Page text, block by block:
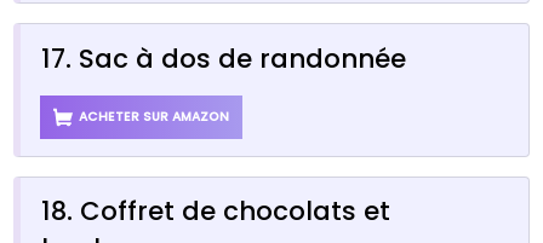
17. Sac à dos de randonnée
ACHETER SUR AMAZON
18. Coffret de chocolats et